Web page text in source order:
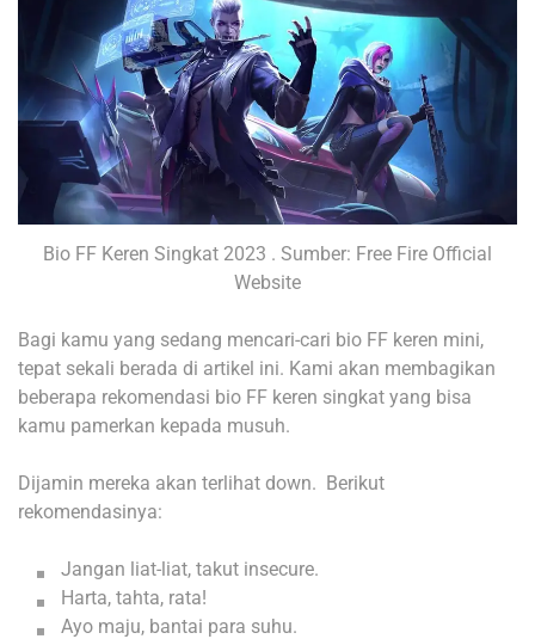
Bio FF Keren Singkat 2023 . Sumber: Free Fire Official
Website
Bagi kamu yang sedang mencari-cari bio FF keren mini,
tepat sekali berada di artikel ini. Kami akan membagikan
beberapa rekomendasi bio FF keren singkat yang bisa
kamu pamerkan kepada musuh.
Dijamin mereka akan terlihat down. Berikut
rekomendasinya:
Jangan liat-liat, takut insecure.
Harta, tahta, rata!
Ayo maju, bantai para suhu.